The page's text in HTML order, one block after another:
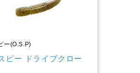
ー(O.S.P)
ピー ドライブクロー